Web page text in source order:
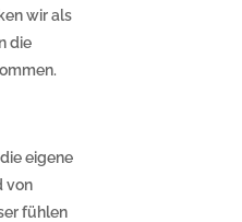
wir als
die
eigene
von
fühlen